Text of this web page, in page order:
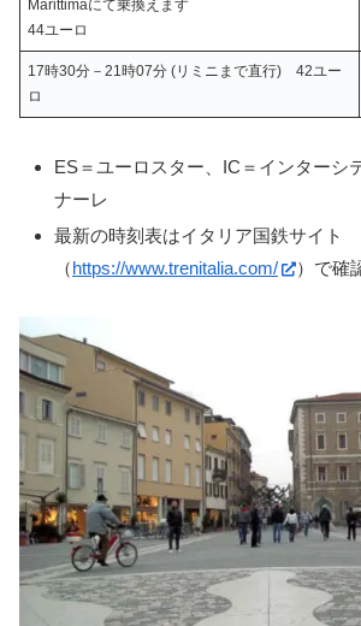
Marittimaにて乗換えます
44ユーロ
17時30分－21時07分 (リミニまで直行) 42ユー
ロ
ES＝ユーロスター、IC＝インターシ
ナーレ
最新の時刻表はイタリア国鉄サイト
（https://www.trenitalia.com/ ）で確